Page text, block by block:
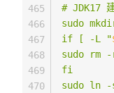
# JDK17
sudo
if [ -L "
sudo rm
fi
sudo ln
465
466
467
468
469
470